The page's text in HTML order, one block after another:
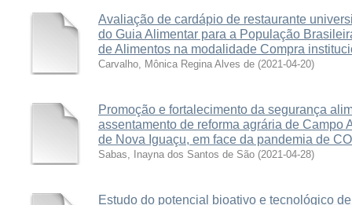
Avaliação de cardápio de restaurante
do Guia Alimentar para a População
de Alimentos na modalidade Compra
Carvalho, Mônica Regina Alves de (2021-04-20)
Promoção e fortalecimento da segurança
assentamento de reforma agrária de Campo
de Nova Iguaçu, em face da pandemia de
Sabas, Inayna dos Santos de São (2021-04-28)
Estudo do potencial bioativo e tecnológico